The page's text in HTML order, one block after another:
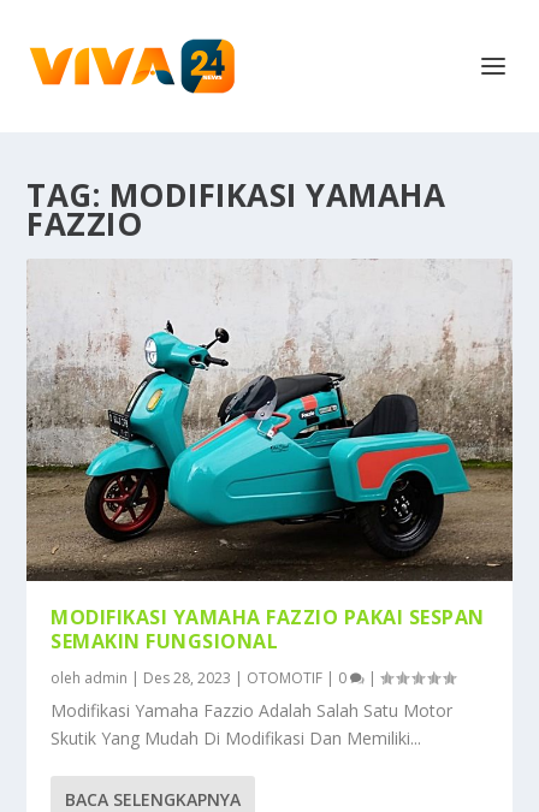
TAG: MODIFIKASI YAMAHA
FAZZIO
MODIFIKASI YAMAHA FAZZIO PAKAI SESPAN
SEMAKIN FUNGSIONAL
oleh admin | Des 28, 2023 | OTOMOTIF | 0 |
Modifikasi Yamaha Fazzio Adalah Salah Satu Motor
Skutik Yang Mudah Di Modifikasi Dan Memiliki...
BACA SELENGKAPNYA